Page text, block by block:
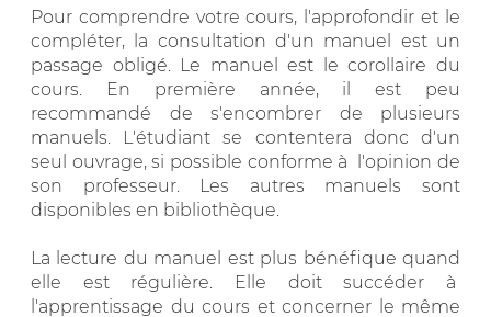
Pour comprendre votre cours, l'approfondir et le
compléter, la consultation d'un manuel est un
passage obligé. Le manuel est le corollaire du
cours. En première année, il est peu
recommandé de s'encombrer de plusieurs
manuels. L'étudiant se contentera donc d'un
seul ouvrage, si possible conforme à l'opinion de
son professeur. Les autres manuels sont
disponibles en bibliothèque.
La lecture du manuel est plus bénéfique quand
elle est régulière. Elle doit succéder à
l'apprentissage du cours et concerner le même